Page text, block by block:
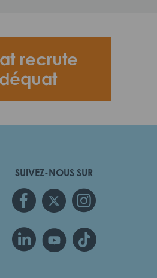
recrute
SUIVEZ-NOUS SUR